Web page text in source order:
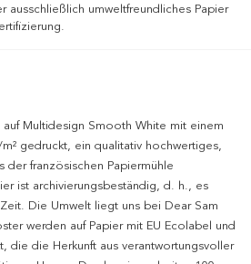
ausschließlich umweltfreundliches Papier
Multidesign Smooth White mit einem
gedruckt, ein qualitativ hochwertiges,
der französischen Papiermühle
ist archivierungsbeständig, d. h., es
Die Umwelt liegt uns bei Dear Sam
werden auf Papier mit EU Ecolabel und
die die Herkunft aus verantwortungsvoller